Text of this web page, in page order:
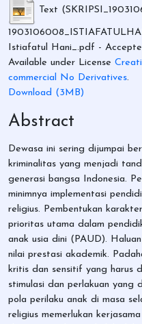
Text
Istiafatul Hani_.pdf -
Available under License
commercial No Derivatives.
Download (3MB)
Abstract
Dewasa ini sering dijumpai
kriminalitas yang menjadi
generasi bangsa Indonesia.
minimnya implementasi
religius. Pembentukan
prioritas utama dalam
anak usia dini (PAUD).
nilai prestasi akademik.
kritis dan sensitif yang harus
stimulasi dan perlakuan yang
pola perilaku anak di masa
religius memerlukan